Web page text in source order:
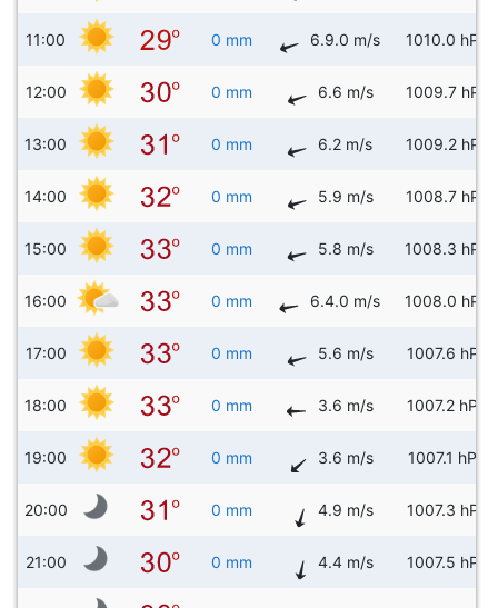
11:00 0 mm 6.9.0 m/s 1010.0 hPa
12:00 0 mm 6.6 m/s 1009.7 hPa
13:00 0 mm 6.2 m/s 1009.2 hPa
14:00 0 mm 5.9 m/s 1008.7 hPa
15:00 0 mm 5.8 m/s 1008.3 hPa
16:00 0 mm 6.4.0 m/s 1008.0 hPa
17:00 0 mm 5.6 m/s 1007.6 hPa
18:00 0 mm 3.6 m/s 1007.2 hPa
19:00 0 mm 3.6 m/s 1007.1 hPa
20:00 0 mm 4.9 m/s 1007.3 hPa
21:00 0 mm 4.4 m/s 1007.5 hPa